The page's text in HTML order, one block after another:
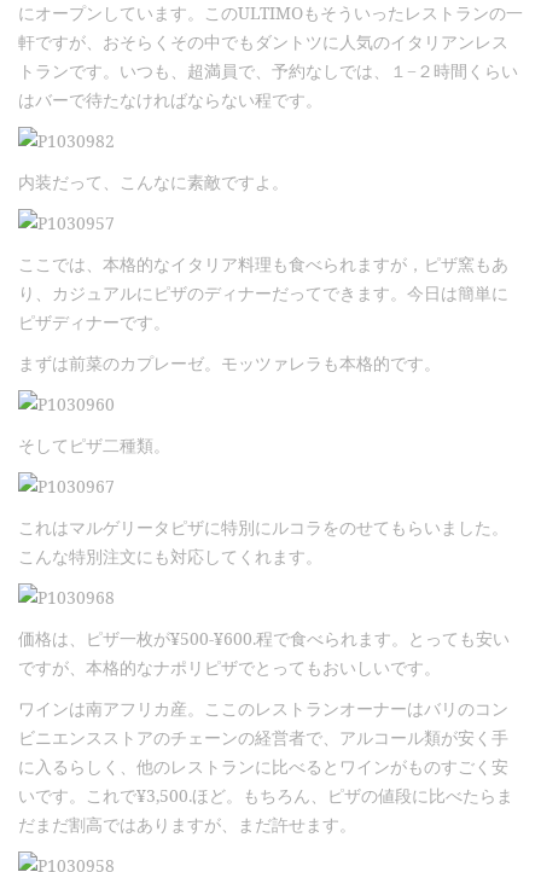
にオープンしています。このULTIMOもそういったレストランの一
軒ですが、おそらくその中でもダントツに人気のイタリアンレス
トランです。いつも、超満員で、予約なしでは、１−２時間くらい
はバーで待たなければならない程です。
内装だって、こんなに素敵ですよ。
ここでは、本格的なイタリア料理も食べられますが，ピザ窯もあ
り、カジュアルにピザのディナーだってできます。今日は簡単に
ピザディナーです。
まずは前菜のカプレーゼ。モッツァレラも本格的です。
そしてピザ二種類。
これはマルゲリータピザに特別にルコラをのせてもらいました。
こんな特別注文にも対応してくれます。
価格は、ピザ一枚が¥500-¥600.程で食べられます。とっても安い
ですが、本格的なナポリピザでとってもおいしいです。
ワインは南アフリカ産。ここのレストランオーナーはバリのコン
ビニエンスストアのチェーンの経営者で、アルコール類が安く手
に入るらしく、他のレストランに比べるとワインがものすごく安
いです。これで¥3,500.ほど。もちろん、ピザの値段に比べたらま
だまだ割高ではありますが、まだ許せます。